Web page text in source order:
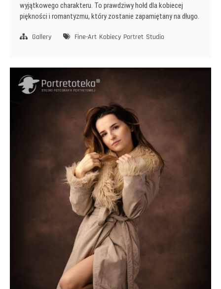
wyjątkowego charakteru. To prawdziwy hołd dla kobiecej
piękności i romantyzmu, który zostanie zapamiętany na długo.
Gallery Fine-Art Kobiecy Portret Studio